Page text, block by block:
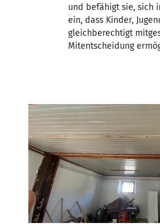
und befähigt sie, sich
ein, dass Kinder,
gleichberechtigt
Mitentscheidung